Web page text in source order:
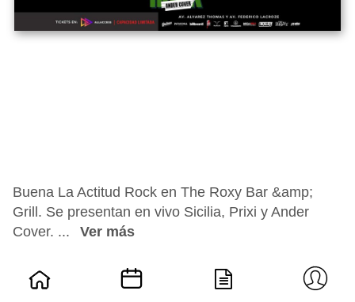
Buena La Actitud Rock en The Roxy Bar &amp;
Grill. Se presentan en vivo Sicilia, Prixi y Ander
Cover. ...
Ver más